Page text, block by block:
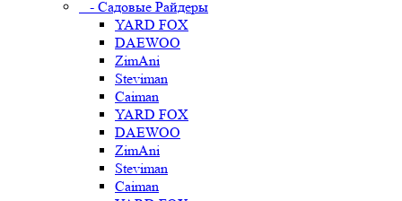
- Садовые Райдеры
YARD FOX
DAEWOO
ZimAni
Steviman
Caiman
YARD FOX
DAEWOO
ZimAni
Steviman
Caiman